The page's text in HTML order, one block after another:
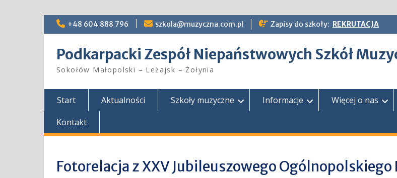
Skip
+48 604 888 796 szkola@muzyczna.com.pl Zapisy do szkoły: REKRUTACJA
Podkarpacki Zespół Niepaństwowych Szkół
Sokołów Małopolski – Leżajsk – Żołynia
Start Aktualności Szkoły muzyczne Informacje Więcej o nas
Kontakt
Fotorelacja z XXV Jubileuszowego